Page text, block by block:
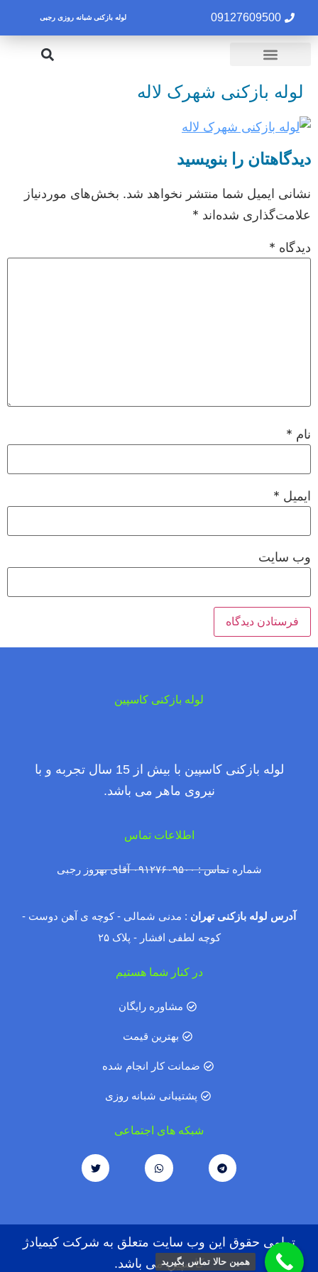
09127609500 لوله بازکنی شبانه روزی رجبی
لوله بازکنی شهرک لاله
دیدگاهتان را بنویسید
نشانی ایمیل شما منتشر نخواهد شد. بخش‌های موردنیاز
علامت‌گذاری شده‌اند *
دیدگاه *
نام *
ایمیل *
وب‌ سایت
لوله بازکنی کاسپین
لوله بازکنی کاسپین با بیش از 15 سال تجربه و با
نیروی ماهر می باشد.
اطلاعات تماس
شماره تماس : ۰۹۱۲۷۶۰۹۵۰۰ آقای بهروز رجبی
آدرس لوله بازکنی تهران : مدنی شمالی - کوچه ی آهن دوست -
کوچه لطفی افشار - پلاک ۲۵
در کنار شما هستیم
مشاوره رایگان
بهترین قیمت
ضمانت کار انجام شده
پشتیبانی شبانه روزی
شبکه های اجتماعی
تمامی حقوق این وب سایت متعلق به شرکت کیمیادژ
کاسپین می باشد.همین حالا تماس بگیرید